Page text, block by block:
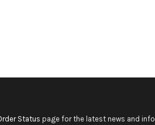
Status page for the latest news and